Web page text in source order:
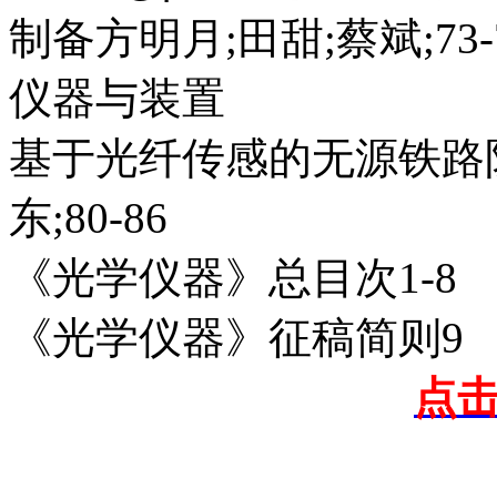
制备方明月;田甜;蔡斌
仪器与装置
基于光纤传感的无源铁
东;80-86
《光学仪器》总目次1-8
《光学仪器》征稿简则9
点